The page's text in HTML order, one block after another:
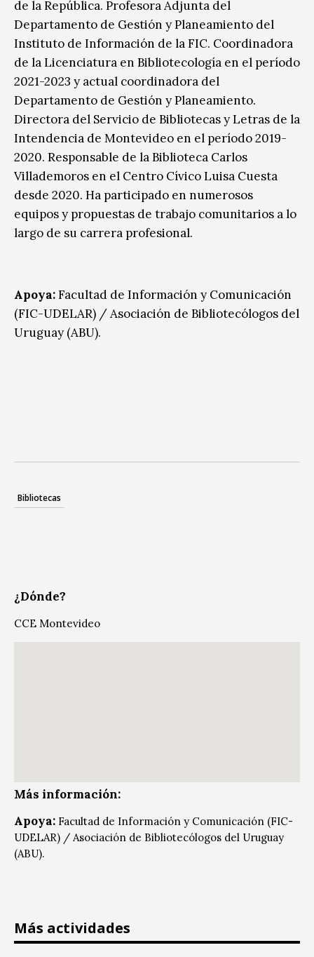
de la República. Profesora Adjunta del
Departamento de Gestión y Planeamiento del
Instituto de Información de la FIC. Coordinadora
de la Licenciatura en Bibliotecología en el período
2021-2023 y actual coordinadora del
Departamento de Gestión y Planeamiento.
Directora del Servicio de Bibliotecas y Letras de la
Intendencia de Montevideo en el período 2019-
2020. Responsable de la Biblioteca Carlos
Villademoros en el Centro Cívico Luisa Cuesta
desde 2020. Ha participado en numerosos
equipos y propuestas de trabajo comunitarios a lo
largo de su carrera profesional.
Apoya:Facultad de Información y Comunicación
(FIC-UDELAR) / Asociación de Bibliotecólogos del
Uruguay (ABU).
Bibliotecas
¿Dónde?
CCE Montevideo
Más información:
Apoya: Facultad de Información y Comunicación (FIC-
UDELAR) / Asociación de Bibliotecólogos del Uruguay
(ABU).
Más actividades